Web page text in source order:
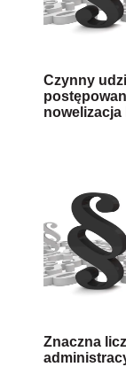
Czynny
nowelizacja
Znaczna